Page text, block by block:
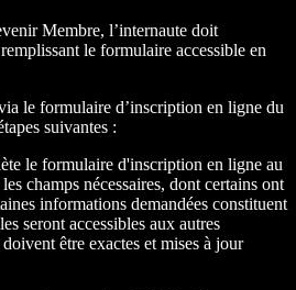
Membre, l’internaute doit
le formulaire accessible en
le formulaire d’inscription en ligne du
suivantes :
le formulaire d'inscription en ligne au
champs nécessaires, dont certains ont
informations demandées constituent
seront accessibles aux autres
être exactes et mises à jour